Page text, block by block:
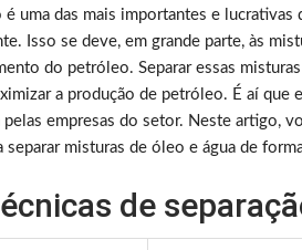
uma das mais importantes e lucrativas
Isso se deve, em grande parte, às
do petróleo. Separar essas
a produção de petróleo. É aí que
pelas empresas do setor. Neste artigo,
separar misturas de óleo e água de
de